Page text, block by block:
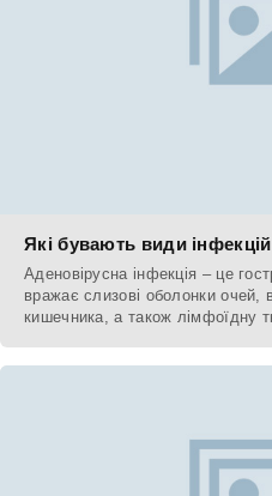
Які бувають види
Аденовірусна інфекція – це
вражає слизові оболонки очей,
кишечника, а також лімфоїдну